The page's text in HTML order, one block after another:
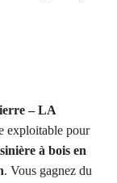
– LA
exploitable pour
à bois en
. Vous gagnez du